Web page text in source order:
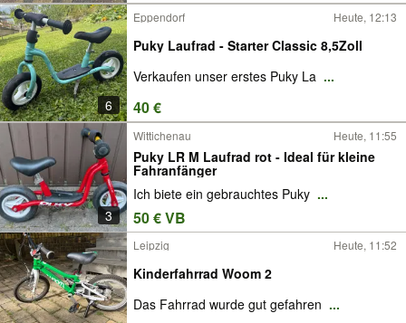
6
Eppendorf Heute, 12:13
Puky Laufrad - Starter Classic 8,5Zoll
Verkaufen unser erstes Puky La ...
40 €
3
Wittichenau Heute, 11:55
Puky LR M Laufrad rot - Ideal für kleine
Fahranfänger
Ich biete ein gebrauchtes Puky ...
50 € VB
Leipzig Heute, 11:52
Kinderfahrrad Woom 2
Das Fahrrad wurde gut gefahren ...